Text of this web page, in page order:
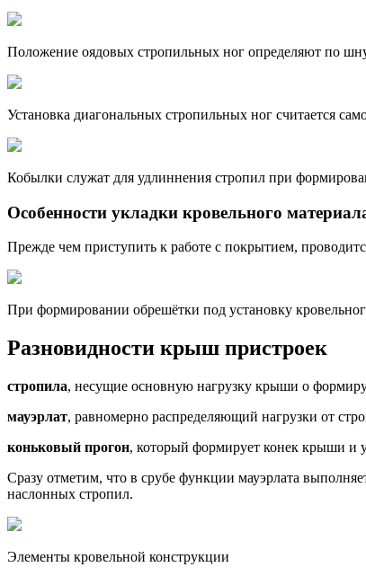
Положение оядовых стропильных ног определяют по
Установка диагональных стропильных ног считается
Кобылки служат для удлиннения стропил при
Особенности укладки кровельного
Прежде чем приступить к работе с покрытием,
При формировании обрешётки под установку
Разновидности крыш пристроек
стропила, несущие основную нагрузку крыши о
мауэрлат, равномерно распределяющий нагрузки от
коньковый прогон, который формирует конек крыши и
Сразу отметим, что в срубе функции мауэрлата
наслонных стропил.
Элементы кровельной конструкции